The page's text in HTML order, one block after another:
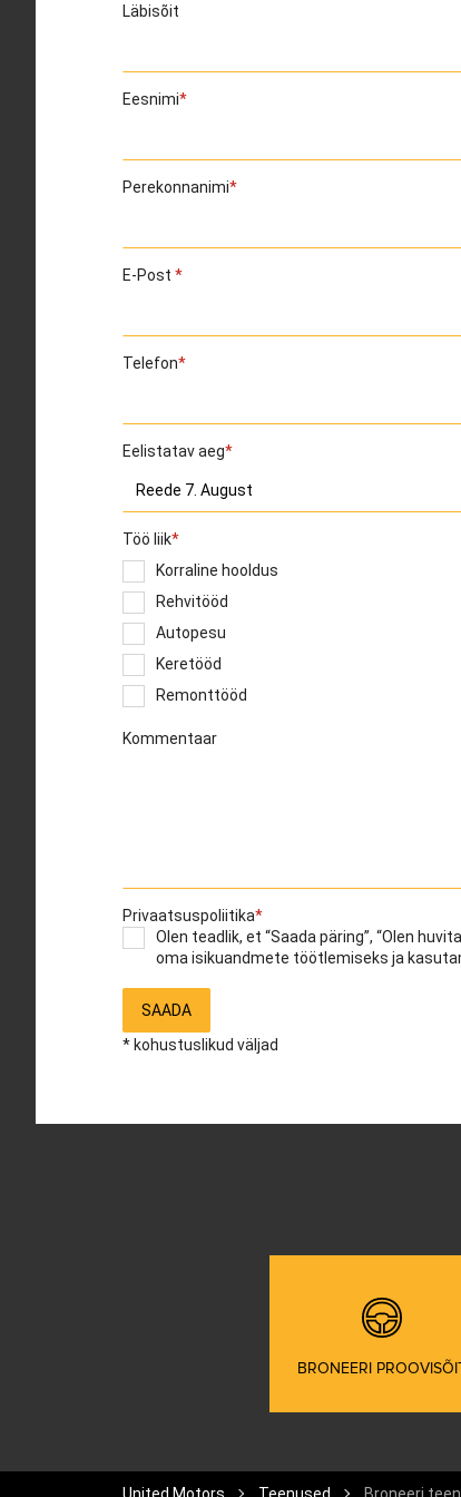
Läbisõit
Eesnimi
Perekonnanimi
E-Post
Telefon
Eelistatav aeg
Töö liik
Korraline hooldus
Rehvitööd
Autopesu
Keretööd
Remonttööd
Kommentaar
Privaatsuspoliitika
Olen teadlik, et “Saada päring”, “Olen
oma isikuandmete töötlemiseks ja
SAADA
* kohustuslikud väljad
BRONEERI